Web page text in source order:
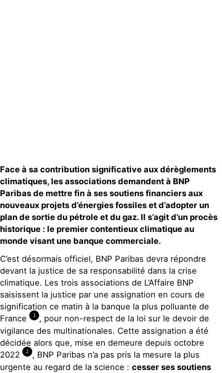
Face à sa contribution significative aux dérèglements
climatiques, les associations demandent à BNP
Paribas de mettre fin à ses soutiens financiers aux
nouveaux projets d’énergies fossiles et d’adopter un
plan de sortie du pétrole et du gaz. Il s’agit d’un procès
historique : le premier contentieux climatique au
monde visant une banque commerciale.
C’est désormais officiel, BNP Paribas devra répondre
devant la justice de sa responsabilité dans la crise
climatique. Les trois associations de L’Affaire BNP
saisissent la justice par une assignation en cours de
signification ce matin à la banque la plus polluante de
France
1
, pour non-respect de la loi sur le devoir de
vigilance des multinationales. Cette assignation a été
décidée alors que, mise en demeure depuis octobre
2022
2
, BNP Paribas n’a pas pris la mesure la plus
urgente au regard de la science : cesser ses soutiens